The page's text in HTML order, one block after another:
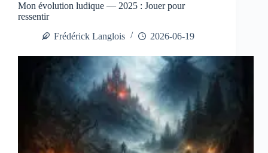
Mon évolution ludique — 2025 : Jouer pour
ressentir
Frédérick Langlois
2026-06-19